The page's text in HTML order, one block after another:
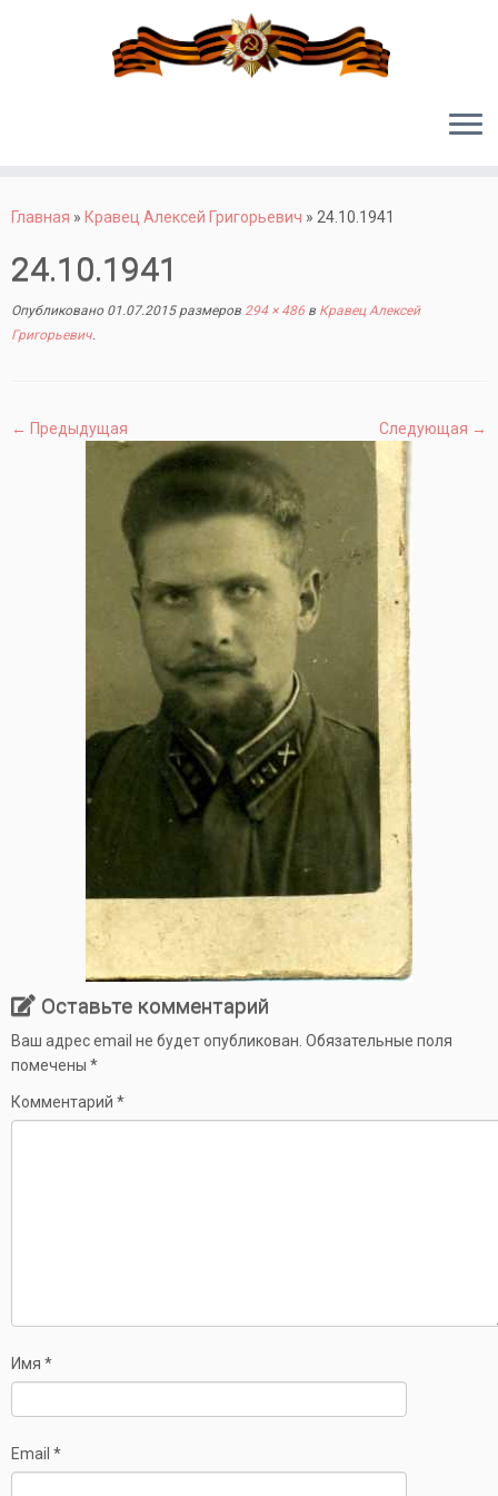
Главная » Кравец Алексей Григорьевич » 24.10.1941
24.10.1941
Опубликовано 01.07.2015размеров 294 × 486 в Кравец Алексей
Григорьевич.
← Предыдущая Следующая →
Оставьте комментарий
Ваш адрес email не будет опубликован. Обязательные поля
помечены *
Комментарий *
Имя *
Email *